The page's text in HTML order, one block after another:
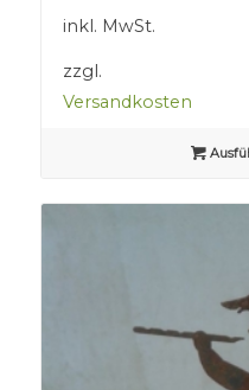
inkl. MwSt.
zzgl.
Versandkosten